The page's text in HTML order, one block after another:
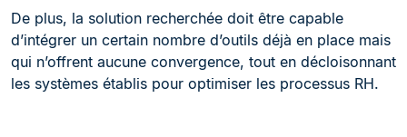
De plus, la solution recherchée doit être capable
d’intégrer un certain nombre d’outils déjà en place mais
qui n’offrent aucune convergence, tout en décloisonnant
les systèmes établis pour optimiser les processus RH.